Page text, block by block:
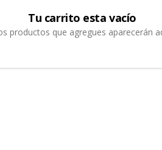
Tu carrito esta vacío
productos que agregues aparecerán